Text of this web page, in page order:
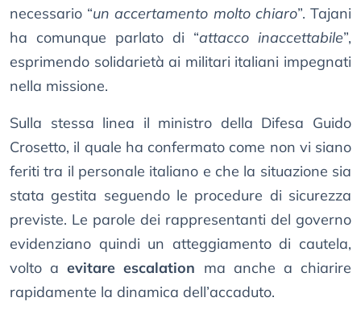
necessario “un accertamento molto chiaro”. Tajani
ha comunque parlato di “attacco inaccettabile”,
esprimendo solidarietà ai militari italiani impegnati
nella missione.
Sulla stessa linea il ministro della Difesa Guido
Crosetto, il quale ha confermato come non vi siano
feriti tra il personale italiano e che la situazione sia
stata gestita seguendo le procedure di sicurezza
previste. Le parole dei rappresentanti del governo
evidenziano quindi un atteggiamento di cautela,
volto aevitare escalation ma anche a chiarire
rapidamente la dinamica dell’accaduto.